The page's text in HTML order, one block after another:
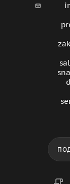
так и на